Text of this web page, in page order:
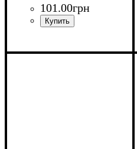
101.00грн